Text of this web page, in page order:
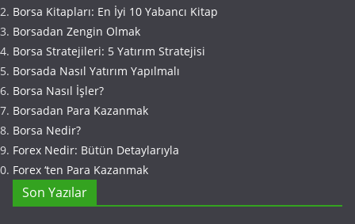
Borsa Kitapları: En İyi 10 Yabancı Kitap
Borsadan Zengin Olmak
Borsa Stratejileri: 5 Yatırım Stratejisi
Borsada Nasıl Yatırım Yapılmalı
Borsa Nasıl İşler?
Borsadan Para Kazanmak
Borsa Nedir?
Forex Nedir: Bütün Detaylarıyla
Forex ‘ten Para Kazanmak
Son Yazılar